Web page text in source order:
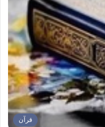
قرآن